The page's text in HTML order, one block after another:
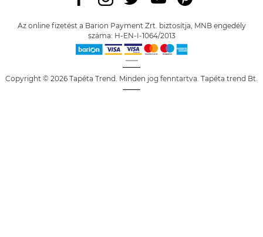
Az online fizetést a Barion Payment Zrt. biztosítja, MNB engedély
száma: H-EN-I-1064/2013
Copyright © 2026 Tapéta Trend. Minden jog fenntartva. Tapéta trend Bt.